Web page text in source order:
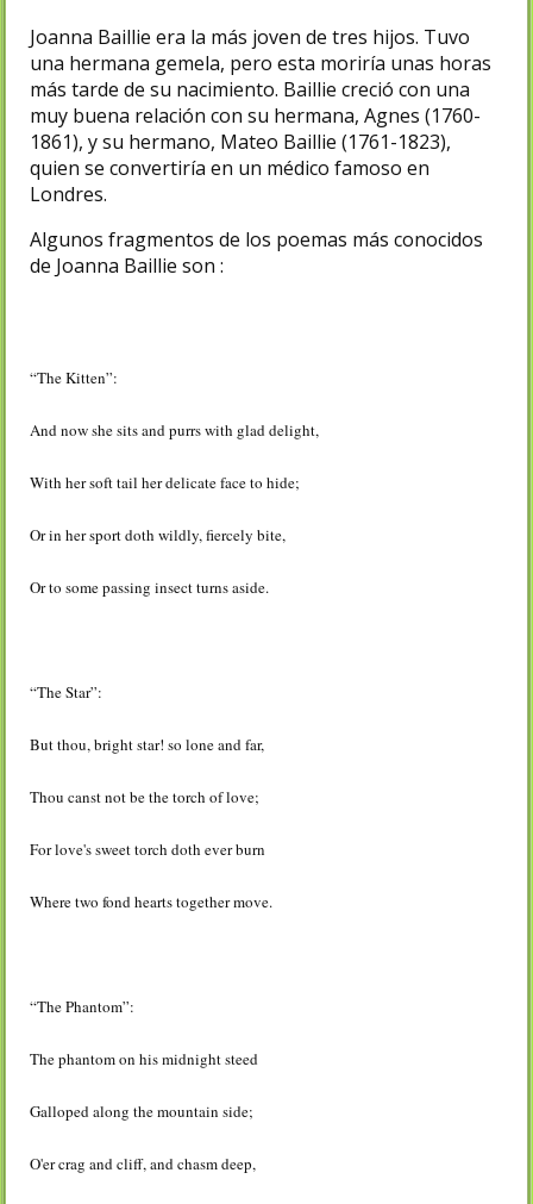
Joanna Baillie era la más joven de tres hijos. Tuvo
una hermana gemela, pero esta moriría unas horas
más tarde de su nacimiento. Baillie creció con una
muy buena relación con su hermana, Agnes (1760-
1861), y su hermano, Mateo Baillie (1761-1823),
quien se convertiría en un médico famoso en
Londres.
Algunos fragmentos de los poemas más conocidos
de Joanna Baillie son :
“The Kitten”:
And now she sits and purrs with glad delight,
With her soft tail her delicate face to hide;
Or in her sport doth wildly, fiercely bite,
Or to some passing insect turns aside.
“The Star”:
But thou, bright star! so lone and far,
Thou canst not be the torch of love;
For love's sweet torch doth ever burn
Where two fond hearts together move.
“The Phantom”:
The phantom on his midnight steed
Galloped along the mountain side;
O'er crag and cliff, and chasm deep,